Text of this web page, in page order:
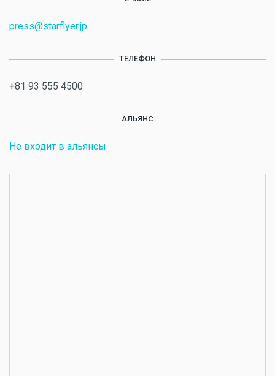
press@starflyer.jp
ТЕЛЕФОН
+81 93 555 4500
АЛЬЯНС
Не входит в альянсы